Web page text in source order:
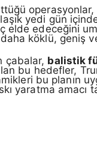
yedi gün
elde edeceğini
köklü,
çabalar, balistik
bu hedefler,
bu planın
yaratma amacı